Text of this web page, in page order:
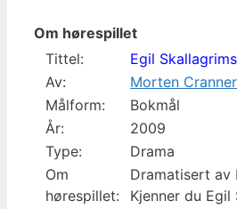
Om hørespillet
Tittel:
Egil
Av:
Morten Cranner
Målform:
Bokmål
År:
2009
Type:
Drama
Om
hørespillet:
Dramatisert av
Kjenner du Egil